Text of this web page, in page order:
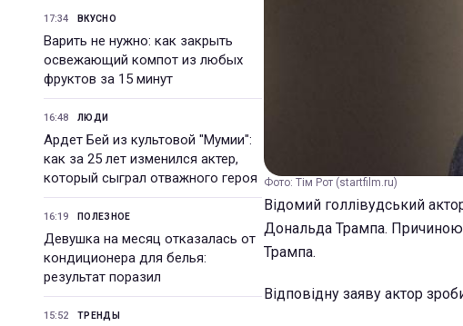
17:34 ВКУСНО
Варить не нужно: как закрыть
освежающий компот из любых
фруктов за 15 минут
16:48 ЛЮДИ
Ардет Бей из культовой "Мумии":
как за 25 лет изменился актер,
который сыграл отважного героя
16:19 ПОЛЕЗНОЕ
Девушка на месяц отказалась от
кондиционера для белья:
результат поразил
15:52 ТРЕНДЫ
Фото: Тім Рот (startfilm.ru)
Відомий голлівудський
Дональда Трампа. Причиною
Трампа.
Відповідну заяву актор